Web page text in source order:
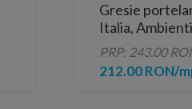
Gresie
Italia,
Rectificata
PRP: 243.00
212.00 RON/